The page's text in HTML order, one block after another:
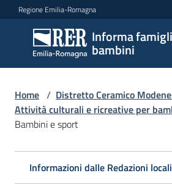
Vai al contenuto
Vai alla navigazione
Vai al footer
Regione Emilia-Romagna
Informa
bambini
Informa
famiglie
e
bambini
Home / Distretto Ceramico
Attività culturali e ricreative per
Bambini e sport
Informazioni dalle Redazioni locali